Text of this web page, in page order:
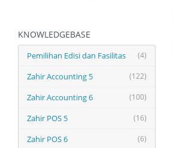
KNOWLEDGEBASE
(4)
Pemilihan Edisi dan Fasilitas
(122)
Zahir Accounting 5
(100)
Zahir Accounting 6
(16)
Zahir POS 5
(6)
Zahir POS 6